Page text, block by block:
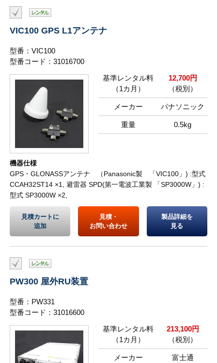
VIC100 GPS L1アンテナ
型番：VIC100
型番コード：31016700
基準レンタル料
（1カ月）
12,700円
（税別）
メーカー パナソニック
重量 0.5kg
機器仕様
GPS・GLONASSアンテナ （Panasonic製 「VIC100」) :型式
CCAH32ST14 ×1, 避雷器 SPD(第一電波工業製 「SP3000W」) :
型式 SP3000W ×2,
見積カートに
追加
見積・
お問い合わせ
製品詳細を
見る
PW300 屋外RU装置
型番：PW331
型番コード：31016600
基準レンタル料
（1カ月）
213,100円
（税別）
メーカー 富士通